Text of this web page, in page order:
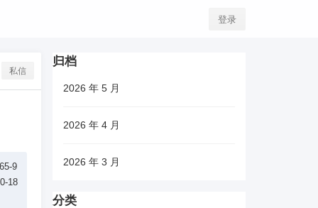
登录
私信
9
18
归档
2026 年 5 月
2026 年 4 月
2026 年 3 月
分类